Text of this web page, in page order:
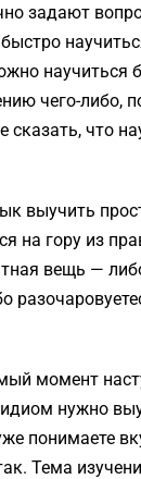
задают
научиться
чего-либо,
сказать, что
выучить
на гору из
вещь —
момент
нужно
понимаете
Тема